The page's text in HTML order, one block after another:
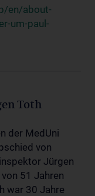
en/about-
um-paul-
Toth
der MedUni
von
Jürgen
51 Jahren
war 30 Jahre